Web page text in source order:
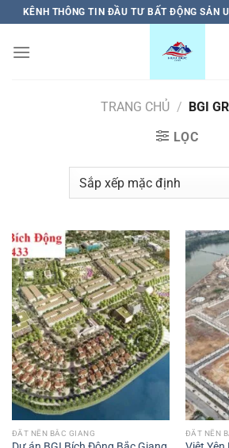
qua
nội
KÊNH THÔNG TIN ĐẦU TƯ BẤT ĐỘNG SẢN
TRANG CHỦ / BGI
LỌC
ĐẤT NỀN BẮC GIANG ĐẤT NỀN